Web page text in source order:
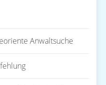
Anwaltsuche